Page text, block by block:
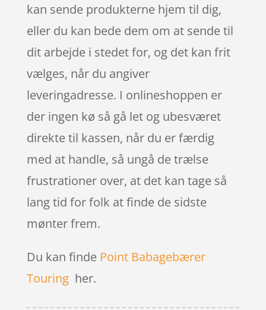
kan sende produkterne hjem til dig,
eller du kan bede dem om at sende til
dit arbejde i stedet for, og det kan frit
vælges, når du angiver
leveringadresse. I onlineshoppen er
der ingen kø så gå let og ubesværet
direkte til kassen, når du er færdig
med at handle, så ungå de trælse
frustrationer over, at det kan tage så
lang tid for folk at finde de sidste
mønter frem.
Du kan finde Point Babagebærer
Touringher.